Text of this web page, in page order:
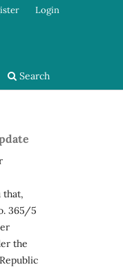
Search
Login
that,
365/5
the